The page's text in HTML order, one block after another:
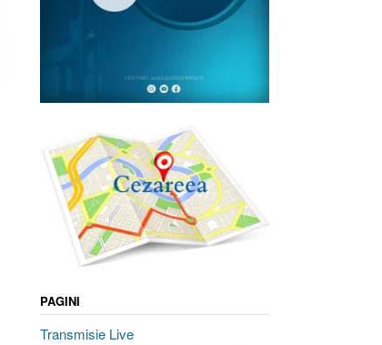
PAGINI
Transmisie Live